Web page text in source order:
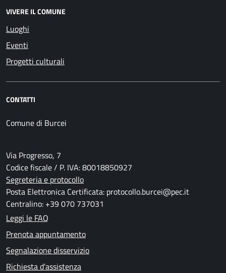
VIVERE IL COMUNE
Luoghi
Eventi
Progetti culturali
CONTATTI
Comune di Burcei
Via Progresso, 7
Codice fiscale / P. IVA: 80018850927
Segreteria e protocollo
Posta Elettronica Certificata: protocollo.burcei@pec.it
Centralino: +39 070 737031
Leggi le FAQ
Prenota appuntamento
Segnalazione disservizio
Richiesta d'assistenza